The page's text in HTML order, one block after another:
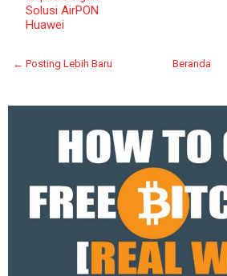
Solusi AirPON
Huawei
← Posting Lebih Baru Beranda